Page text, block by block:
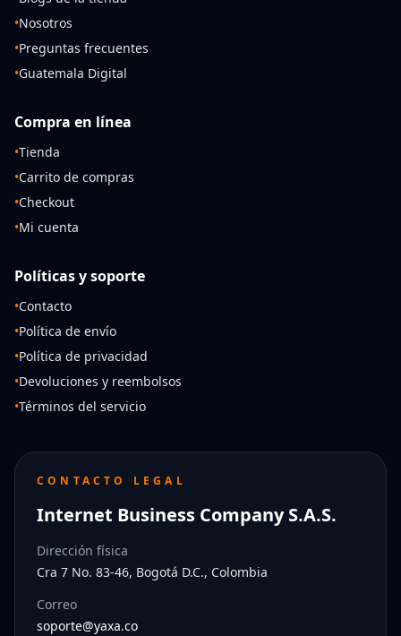
•Nosotros
•Preguntas frecuentes
•Guatemala Digital
Compra en línea
•Tienda
•Carrito de compras
•Checkout
•Mi cuenta
Políticas y soporte
•Contacto
•Política de envío
•Política de privacidad
•Devoluciones y reembolsos
•Términos del servicio
CONTACTO LEGAL
Internet Business Company S.A.S.
Dirección física
Cra 7 No. 83-46, Bogotá D.C., Colombia
Correo
soporte@yaxa.co